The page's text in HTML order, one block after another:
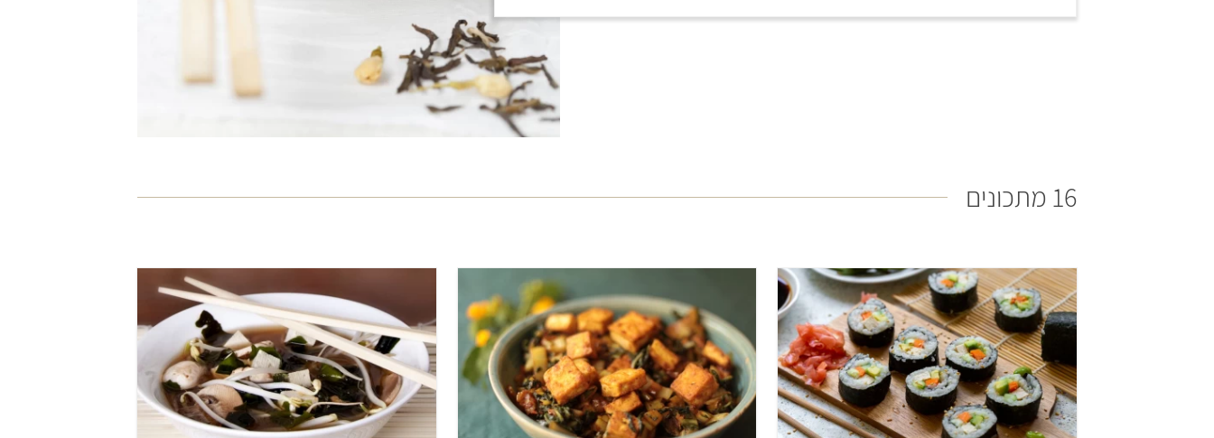
א
16 מתכונים
בינוני 45 דקות 4 מנות יפני בינוני 50 דקות 3-4 מנות קל 5 דקות 2 מנות יפני